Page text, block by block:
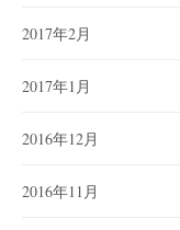
2017年2月
2017年1月
2016年12月
2016年11月